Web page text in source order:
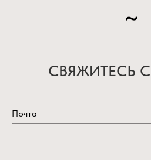
~
СВЯЖИТЕСЬ
Почта